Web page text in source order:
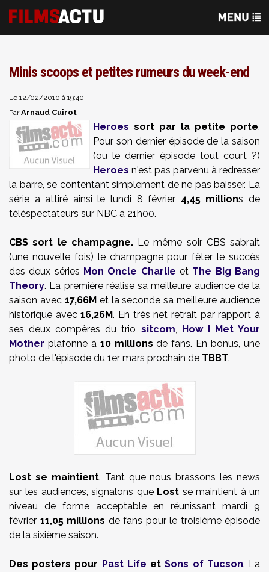
Minis scoops et petites rumeurs du week-end
Le 12/02/2010 à 19:40
ParArnaud Cuirot
Heroes sort par la petite porte.
Pour son dernier épisode de la saison
(ou le dernier épisode tout court ?)
Heroes n'est pas parvenu à redresser
la barre, se contentant simplement de ne pas baisser. La
série a attiré ainsi le lundi 8 février 4,45 millions de
téléspectateurs sur NBC à 21h00.
CBS sort le champagne. Le même soir CBS sabrait
(une nouvelle fois) le champagne pour fêter le succès
des deux séries Mon Oncle Charlie et The Big Bang
Theory. La première réalise sa meilleure audience de la
saison avec 17,66M et la seconde sa meilleure audience
historique avec16,26M. En très net retrait par rapport à
ses deux compères du trio sitcom, How I Met Your
Mother plafonne à 10 millions de fans. En bonus, une
photo de l'épisode du 1er mars prochain de TBBT.
Lost se maintient. Tant que nous brassons les news
sur les audiences, signalons que Lost se maintient à un
niveau de forme acceptable en réunissant mardi 9
février 11,05 millions de fans pour le troisième épisode
de la sixième saison.
Des posters pour Past Life etSons of Tucson. La